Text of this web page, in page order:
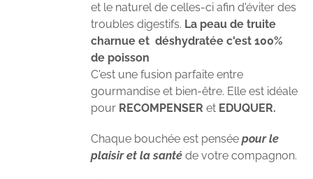
et le naturel de celles-ci afin d'éviter des
troubles digestifs. La peau de truite
charnue et déshydratée c'est 100%
de poisson
C'est une fusion parfaite entre
gourmandise et bien-être. Elle est idéale
pour RECOMPENSER et EDUQUER.
Chaque bouchée est penséepour le
plaisir et la santé de votre compagnon.